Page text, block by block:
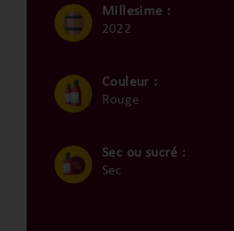
Millesime :
2022
Couleur :
Rouge
Sec ou sucré :
Sec